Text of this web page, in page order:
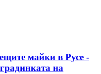
майки в Русе -
на